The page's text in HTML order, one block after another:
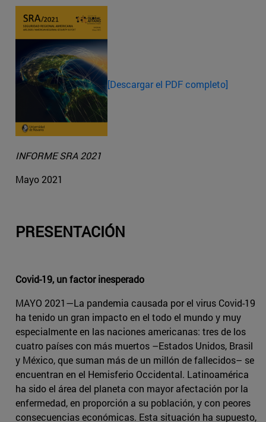
[Descargar el PDF completo]
INFORME SRA 2021
Mayo 2021
PRESENTACIÓN
Covid-19, un factor inesperado
MAYO 2021—La pandemia causada por el virus Covid-19
ha tenido un gran impacto en el todo el mundo y muy
especialmente en las naciones americanas: tres de los
cuatro países con más muertos –Estados Unidos, Brasil
y México, que suman más de un millón de fallecidos– se
encuentran en el Hemisferio Occidental. Latinoamérica
ha sido el área del planeta con mayor afectación por la
enfermedad, en proporción a su población, y con peores
consecuencias económicas. Esta situación ha supuesto,